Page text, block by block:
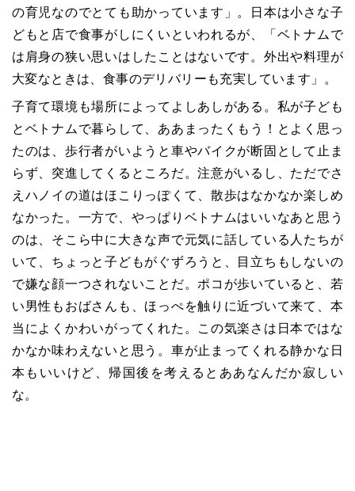
の育児なのでとても助かっています」。日本は小さな子
どもと店で食事がしにくいといわれるが、「ベトナムで
は肩身の狭い思いはしたことはないです。外出や料理が
大変なときは、食事のデリバリーも充実しています」。
子育て環境も場所によってよしあしがある。私が子ども
とベトナムで暮らして、ああまったくもう！とよく思っ
たのは、歩行者がいようと車やバイクが断固として止ま
らず、突進してくるところだ。注意がいるし、ただでさ
えハノイの道はほこりっぽくて、散歩はなかなか楽しめ
なかった。一方で、やっぱりベトナムはいいなあと思う
のは、そこら中に大きな声で元気に話している人たちが
いて、ちょっと子どもがぐずろうと、目立ちもしないの
で嫌な顔一つされないことだ。ポコが歩いていると、若
い男性もおばさんも、ほっぺを触りに近づいて来て、本
当によくかわいがってくれた。この気楽さは日本ではな
かなか味わえないと思う。車が止まってくれる静かな日
本もいいけど、帰国後を考えるとああなんだか寂しい
な。